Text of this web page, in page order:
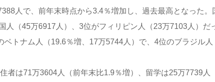
人で、前年末時点から3.4％増加し、過去最高となった
人（45万6917人）、3位がフィリピン人（23万7103人）だ
ベトナム人（19.6％増、17万5744人）で、4位のブラジル人
者は71万3604人（前年末比1.9％増）、留学は25万7739人